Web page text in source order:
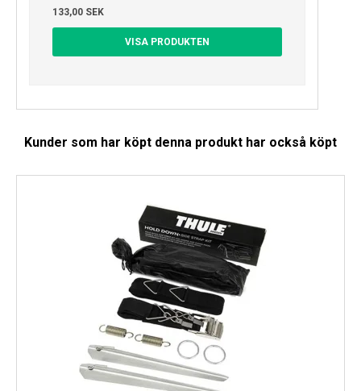
133,00 SEK
VISA PRODUKTEN
Kunder som har köpt denna produkt har också köpt